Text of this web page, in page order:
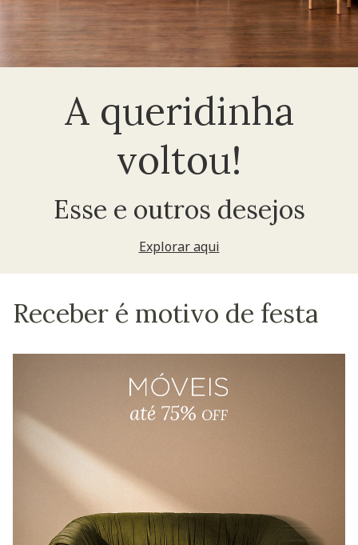
A queridinha
voltou!
Esse e outros desejos
Explorar aqui
Receber é motivo de festa